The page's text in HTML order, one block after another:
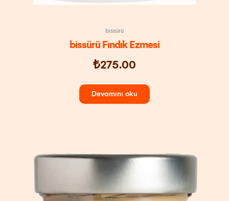
bissürü
bissürü Fındık Ezmesi
₺275.00
Devamını oku